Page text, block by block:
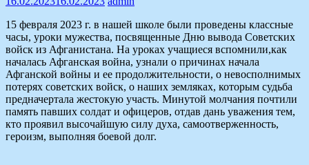
15 февраля 2023 г. в нашей школе были проведены классные
часы, уроки мужества, посвященные Дню вывода Советских
войск из Афганистана. На уроках учащиеся вспомнили,как
началась Афганская война, узнали о причинах начала
Афганской войны и ее продолжительности, о невосполнимых
потерях советских войск, о наших земляках, которым судьба
предначертала жестокую участь. Минутой молчания почтили
память павших солдат и офицеров, отдав дань уважения тем,
кто проявил высочайшую силу духа, самоотверженность,
героизм, выполняя боевой долг.